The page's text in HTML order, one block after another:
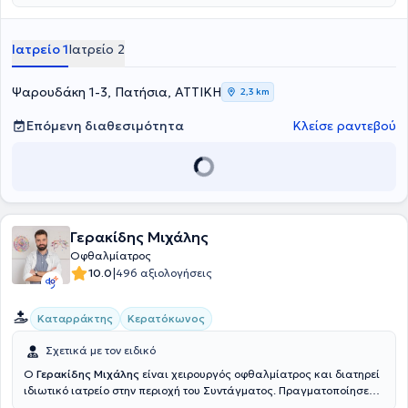
κλινικής οφθαλμολογίας και παιδοοφθαλμολογίας. Έχει
Κατά τη διάρκεια της πολυετούς της εμπειρίας έχει
πραγματοποιήσει χιλιάδες επεμβάσεις μικροχειρουργικής
κ.α. Έχει αναδείξει πλούσιο συγγραφικό έργο με μεγάλο αριθμό
δημοσιεύσεων σε συνέδρια και περιοδικά εθνικά, πανευρωπαϊκά
και παγκόσμια.
Ιατρείο 1Ιατρείο 2
Ψαρουδάκη 1-3, Πατήσια, ΑΤΤΙΚΗ 2,3 km
Επόμενη διαθεσιμότητα Κλείσε ραντεβού
Γερακίδης Μιχάλης
Οφθαλμίατρος
10.0|496 αξιολογήσεις
Καταρράκτης Κερατόκωνος
Σχετικά με τον ειδικό
Ο Γερακίδης Μιχάλης είναι χειρουργός οφθαλμίατρος και διατηρεί
ιδιωτικό ιατρείο στην περιοχή του Συντάγματος. Πραγματοποίησε